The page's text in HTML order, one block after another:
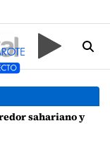
hubara cerca del rally de Lanzarote